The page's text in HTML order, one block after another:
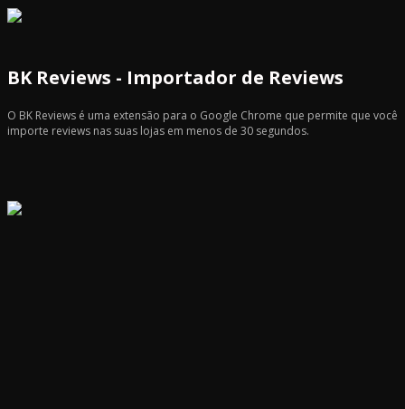
BK Reviews - Importador de Reviews
O BK Reviews é uma extensão para o Google Chrome que permite que você
importe reviews nas suas lojas em menos de 30 segundos.